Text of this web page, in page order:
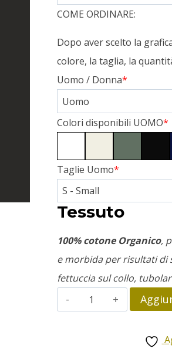
COME ORDINARE:
Dopo aver scelto la
colore, la taglia, la
*
Uomo / Donna
*
Colori disponibili UOMO
*
Taglie Uomo
Tessuto
100% cotone Organico,
e morbida per risultati di
fettuccia sul collo,
This
must